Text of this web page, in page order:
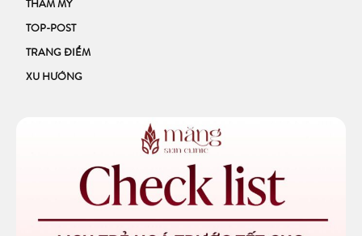
THẨM MỸ
TOP-POST
TRANG ĐIỂM
XU HƯỚNG